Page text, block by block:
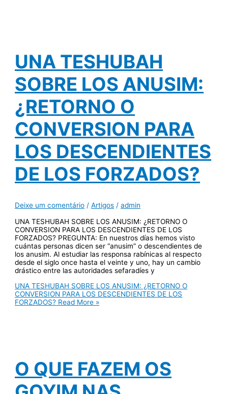
UNA TESHUBAH
SOBRE LOS ANUSIM:
¿RETORNO O
CONVERSION PARA
LOS DESCENDIENTES
DE LOS FORZADOS?
Deixe um comentário /Artigos /admin
UNA TESHUBAH SOBRE LOS ANUSIM: ¿RETORNO O
CONVERSION PARA LOS DESCENDIENTES DE LOS
FORZADOS? PREGUNTA: En nuestros días hemos visto
cuántas personas dicen ser “anusim” o descendientes de
los anusim. Al estudiar las responsa rabínicas al respecto
desde el siglo once hasta el veinte y uno, hay un cambio
drástico entre las autoridades sefaradíes y
UNA TESHUBAH SOBRE LOS ANUSIM: ¿RETORNO O
CONVERSION PARA LOS DESCENDIENTES DE LOS
FORZADOS? Read More »
O QUE FAZEM OS